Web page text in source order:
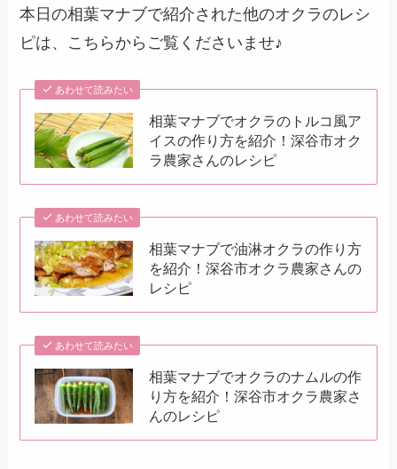
本日の相葉マナブで紹介された他のオクラのレシ
ピは、こちらからご覧くださいませ♪
あわせて読みたい
相葉マナブでオクラのトルコ風ア
イスの作り方を紹介！深谷市オク
ラ農家さんのレシピ
あわせて読みたい
相葉マナブで油淋オクラの作り方
を紹介！深谷市オクラ農家さんの
レシピ
あわせて読みたい
相葉マナブでオクラのナムルの作
り方を紹介！深谷市オクラ農家さ
んのレシピ